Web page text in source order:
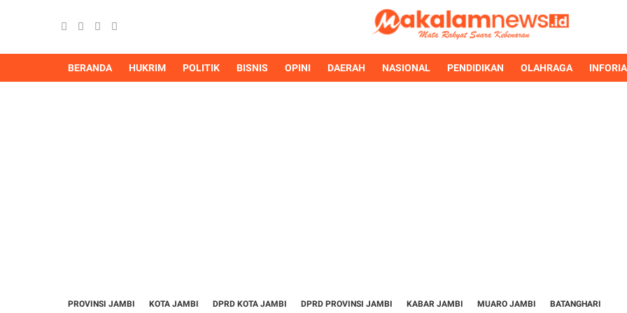
BERANDA HUKRIM POLITIK BISNIS OPINI DAERAH NASIONAL PENDIDIKAN OLAHRAGA
PROVINSI JAMBI KOTA JAMBI DPRD KOTA JAMBI DPRD PROVINSI JAMBI KABAR JAMBI MUARO JAMBI BATANGHARI